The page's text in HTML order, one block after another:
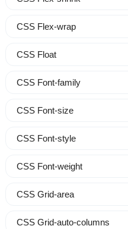
CSS Flex-wrap
CSS Float
CSS Font-family
CSS Font-size
CSS Font-style
CSS Font-weight
CSS Grid-area
CSS Grid-auto-columns